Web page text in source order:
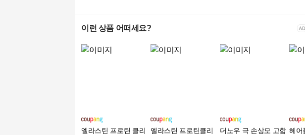
이런 상품 어떠세요?
엘라스틴 프로틴 클리
엘라스틴 프로틴클리
더노우 극 손상모 고함 헤어